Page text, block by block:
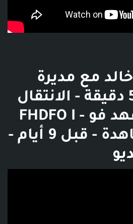
مع مديرة
الشركه ! - 58 دقيقة - الانتقال
إلى القناة - فهد فو FHDFO I -
321 ألف مشاهدة - قبل 9 أيام -